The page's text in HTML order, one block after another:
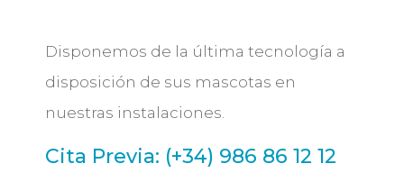
Disponemos de la última tecnología a
disposición de sus mascotas en
nuestras instalaciones.
Cita Previa: (+34) 986 86 12 12